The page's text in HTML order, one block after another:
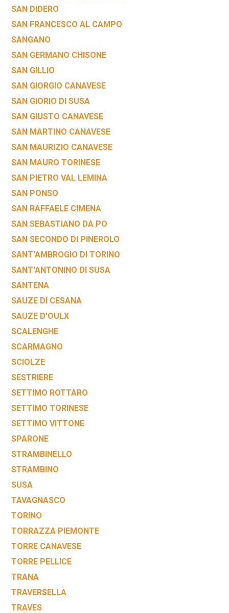
SAN DIDERO
SAN FRANCESCO AL CAMPO
SANGANO
SAN GERMANO CHISONE
SAN GILLIO
SAN GIORGIO CANAVESE
SAN GIORIO DI SUSA
SAN GIUSTO CANAVESE
SAN MARTINO CANAVESE
SAN MAURIZIO CANAVESE
SAN MAURO TORINESE
SAN PIETRO VAL LEMINA
SAN PONSO
SAN RAFFAELE CIMENA
SAN SEBASTIANO DA PO
SAN SECONDO DI PINEROLO
SANT'AMBROGIO DI TORINO
SANT'ANTONINO DI SUSA
SANTENA
SAUZE DI CESANA
SAUZE D'OULX
SCALENGHE
SCARMAGNO
SCIOLZE
SESTRIERE
SETTIMO ROTTARO
SETTIMO TORINESE
SETTIMO VITTONE
SPARONE
STRAMBINELLO
STRAMBINO
SUSA
TAVAGNASCO
TORINO
TORRAZZA PIEMONTE
TORRE CANAVESE
TORRE PELLICE
TRANA
TRAVERSELLA
TRAVES